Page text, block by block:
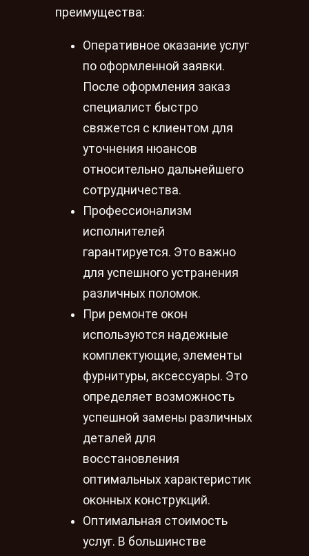
преимущества:
Оперативное оказание услуг
по оформленной заявки.
После оформления заказ
специалист быстро
свяжется с клиентом для
уточнения нюансов
относительно дальнейшего
сотрудничества.
Профессионализм
исполнителей
гарантируется. Это важно
для успешного устранения
различных поломок.
При ремонте окон
используются надежные
комплектующие, элементы
фурнитуры, аксессуары. Это
определяет возможность
успешной замены различных
деталей для
восстановления
оптимальных характеристик
оконных конструкций.
Оптимальная стоимость
услуг. В большинстве